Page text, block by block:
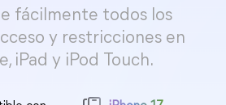
fácilmente todos los
y restricciones en
iPad y iPod Touch.